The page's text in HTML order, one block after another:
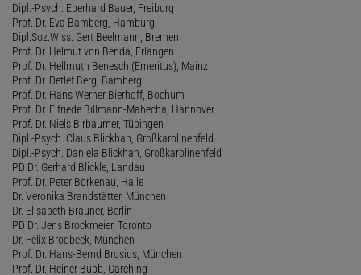
Dipl.-Psych. Eberhard Bauer, Freiburg
Prof. Dr. Eva Bamberg, Hamburg
Dipl.Soz.Wiss. Gert Beelmann, Bremen
Prof. Dr. Helmut von Benda, Erlangen
Prof. Dr. Hellmuth Benesch (Emeritus), Mainz
Prof. Dr. Detlef Berg, Bamberg
Prof. Dr. Hans Werner Bierhoff, Bochum
Prof. Dr. Elfriede Billmann-Mahecha, Hannover
Prof. Dr. Niels Birbaumer, Tübingen
Dipl.-Psych. Claus Blickhan, Großkarolinenfeld
Dipl.-Psych. Daniela Blickhan, Großkarolinenfeld
PD Dr. Gerhard Blickle, Landau
Prof. Dr. Peter Borkenau, Halle
Dr. Veronika Brandstätter, München
Dr. Elisabeth Brauner, Berlin
PD Dr. Jens Brockmeier, Toronto
Dr. Felix Brodbeck, München
Prof. Dr. Hans-Bernd Brosius, München
Prof. Dr. Heiner Bubb, Garching